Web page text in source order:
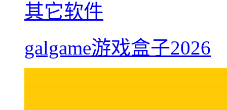
其它软件
galgame游戏盒子2026